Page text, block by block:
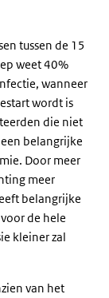
tussen de 15
weet 40%
wanneer
wordt is
die niet
belangrijke
Door meer
meer
belangrijke
de hele
kleiner zal
van het